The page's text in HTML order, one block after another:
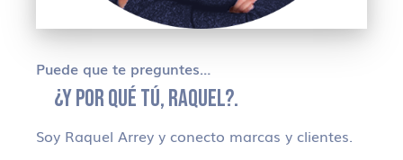
Puede que te preguntes…
¿Y POR QUÉ TÚ, RAQUEL?.
Soy Raquel Arrey y conecto marcas y clientes.